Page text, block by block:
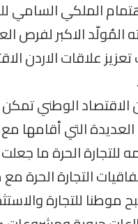
الملكي
المُولّد الاكبر لفرص
علاقات الاردن
الوطني
التي أقامها
للتجارة الحرة ما
التجارة الحرة
موطنا للتجارة